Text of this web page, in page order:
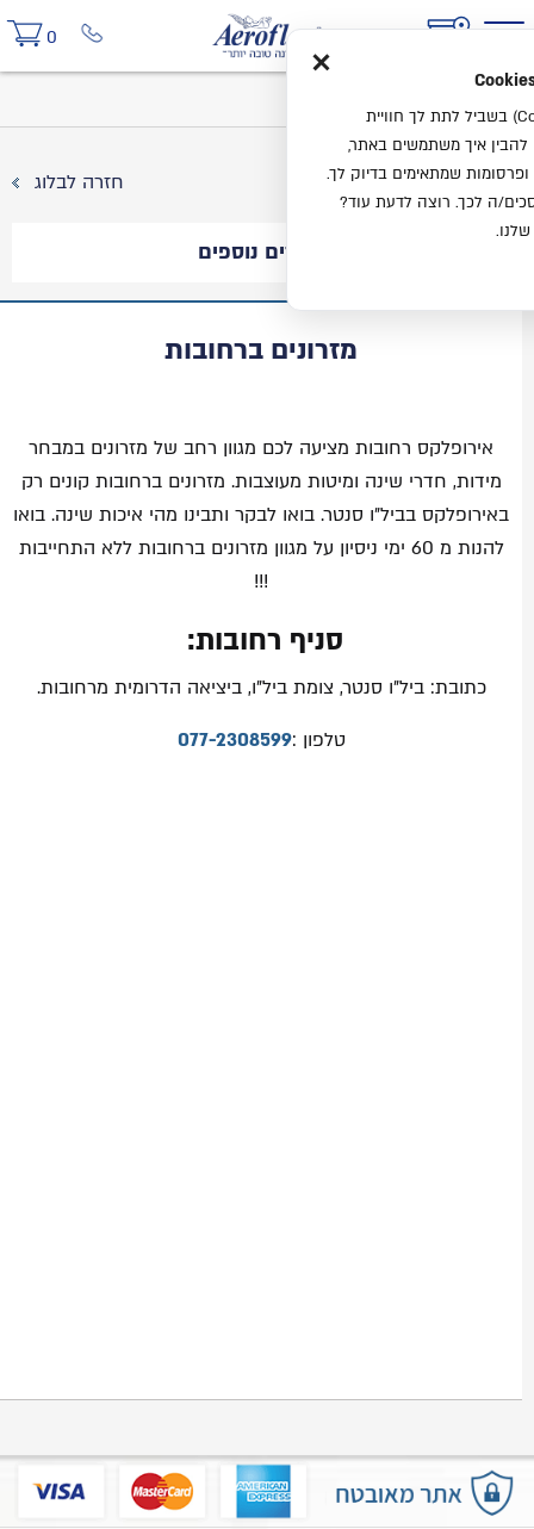
0
חזרה לבלוג
מאמרים נוספים
מזרונים ברחובות
אירופלקס רחובות מציעה לכם מגוון רחב של מזרונים במבחר
מידות, חדרי שינה ומיטות מעוצבות. מזרונים ברחובות קונים רק
באירופלקס בביל"ו סנטר. בואו לבקר ותבינו מהי איכות שינה. בואו
להנות מ 60 ימי ניסיון על מגוון מזרונים ברחובות ללא התחייבות
!!!
סניף רחובות:
כתובת: ביל"ו סנטר, צומת ביל"ו, ביציאה הדרומית מרחובות.
טלפון :077-2308599
×
אנחנו משתמשים בעוגיות (Cookies) בשביל לתת לך חוויית
להבין איך משתמשים באתר,
שמתאימים בדיוק לך.
ה לכך. רוצה לדעת עוד?